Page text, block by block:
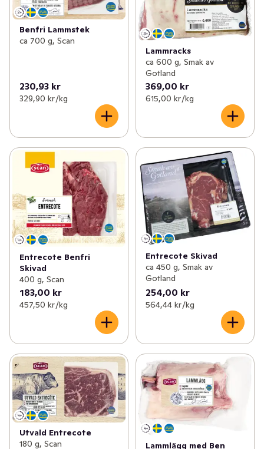
Benfri Lammstek
ca 700 g, Scan
230,93 kr
329,90 kr /kg
Lammracks
ca 600 g, Smak av
Gotland
369,00 kr
615,00 kr /kg
Entrecote Benfri
Skivad
400 g, Scan
183,00 kr
457,50 kr /kg
Entrecote Skivad
ca 450 g, Smak av
Gotland
254,00 kr
564,44 kr /kg
Utvald Entrecote
180 g, Scan
Lammlägg med Ben